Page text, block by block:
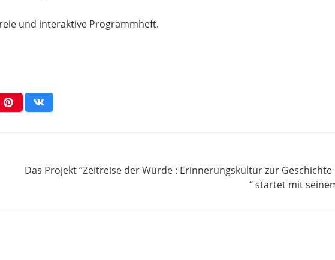
und interaktive Programmheft.
Das Projekt ‘’Zeitreise der Würde : Erinnerungskultur zur
‘’ startet mit